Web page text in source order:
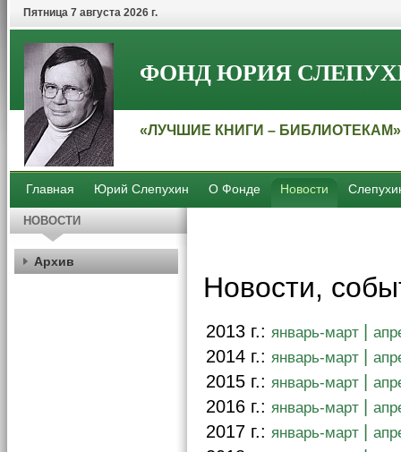
Пятница 7 августа 2026 г.
ФОНД ЮРИЯ
«ЛУЧШИЕ КНИГИ – БИБЛИОТЕКАМ»
Главная Юрий Слепухин О Фонде Новости
Новости,
2013 г.: январь-март
2014 г.: январь-март
2015 г.: январь-март
2016 г.: январь-март
2017 г.: январь-март
НОВОСТИ
Архив